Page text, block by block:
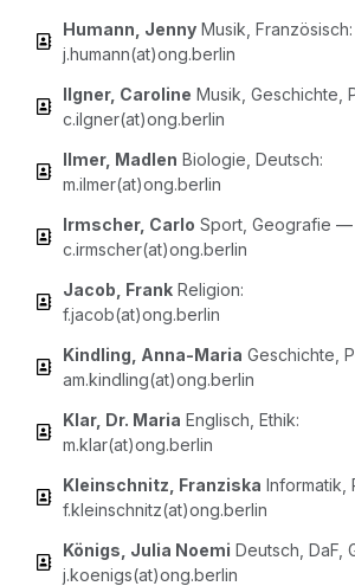
Humann, Jen­nyMusik, Fran­zö­sisch:
j.humann(at)ong.berlin
Ilg­ner, Caro­li­ne Musik, Geschich­te,
c.ilgner(at)ong.berlin
Ilmer, Mad­len Bio­lo­gie, Deutsch:
m.ilmer(at)ong.berlin
Irm­scher, Car­lo Sport, Geo­gra­fie —
c.irmscher(at)ong.berlin
Jacob, FrankReli­gi­on:
f.jacob(at)ong.berlin
Kind­ling, Anna-Maria Geschich­te,
am.kindling(at)ong.berlin
Klar, Dr. Maria Eng­lisch, Ethik:
m.klar(at)ong.berlin
Klein­schnitz, Fran­zis­ka Infor­ma­tik,
f.kleinschnitz(at)ong.berlin
Königs, Julia Noe­mi Deutsch, DaF,
j.koenigs(at)ong.berlin